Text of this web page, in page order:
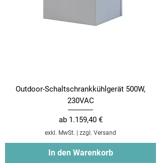
Outdoor-Schaltschrankkühlgerät 500W,
230VAC
ab 1.159,40 €
Sale-Preis
exkl. MwSt. | zzgl. Versand
In den Warenkorb